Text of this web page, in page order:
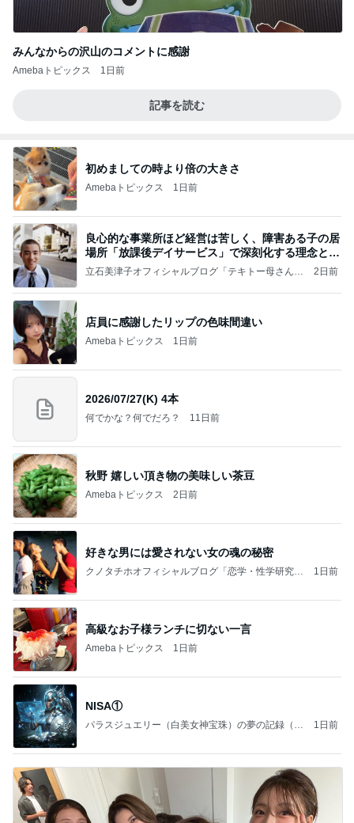
みんなからの沢山のコメントに感謝
Amebaトピックス 1日前
記事を読む
初めましての時より倍の大きさ
Amebaトピックス 1日前
良心的な事業所ほど経営は苦しく、障害ある子の居
場所「放課後デイサービス」で深刻化する理念と現
実の
立石美津子オフィシャルブログ「テキトー母さんの
2日前
店員に感謝したリップの色味間違い
Amebaトピックス 1日前
2026/07/27(K) 4本
何でかな？何でだろ？ 11日前
秋野 嬉しい頂き物の美味しい茶豆
Amebaトピックス 2日前
好きな男には愛されない女の魂の秘密
クノタチホオフィシャルブログ「恋学・性学研究
1日前
高級なお子様ランチに切ない一言
Amebaトピックス 1日前
NISA①
パラスジュエリー（白美女神宝珠）の夢の記録（続
1日前